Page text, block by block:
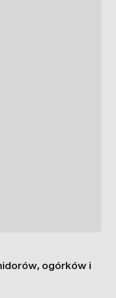
ogórków i